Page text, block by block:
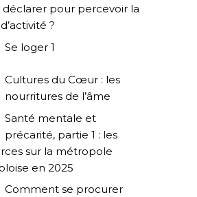
déclarer pour percevoir la
?
Se loger 1
Cultures du Cœur : les
nourritures de l’âme
Santé mentale et
précarité, partie 1 : les
sur la métropole
en 2025
Comment se procurer